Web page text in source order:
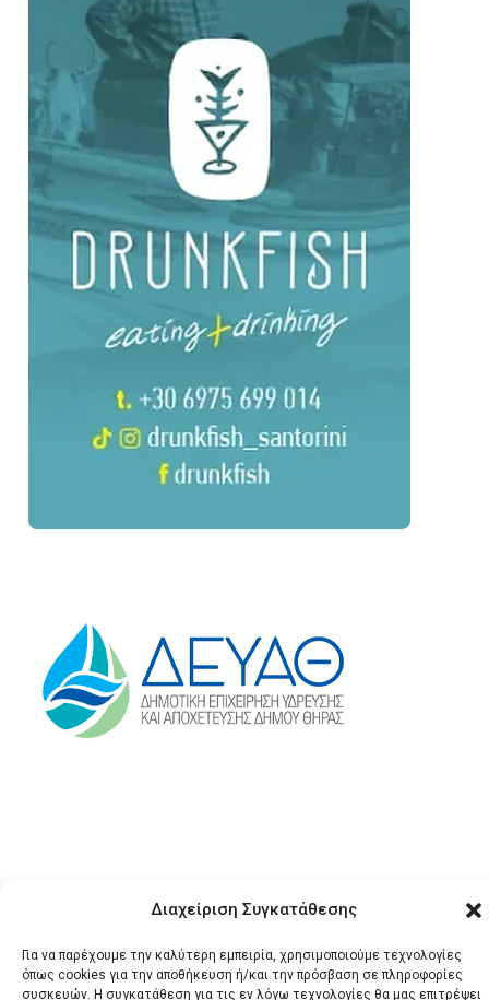
Διαχείριση Συγκατάθεσης
Για να παρέχουμε την καλύτερη εμπειρία, χρησιμοποιούμε τεχνολογίες
όπως cookies για την αποθήκευση ή/και την πρόσβαση σε πληροφορίες
συσκευών. Η συγκατάθεση για τις εν λόγω τεχνολογίες θα μας επιτρέψει
τα δικαιώματα
κατοχυρωμένα.